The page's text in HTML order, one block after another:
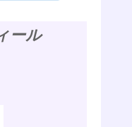
ール